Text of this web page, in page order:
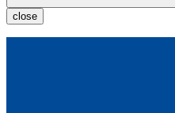
close